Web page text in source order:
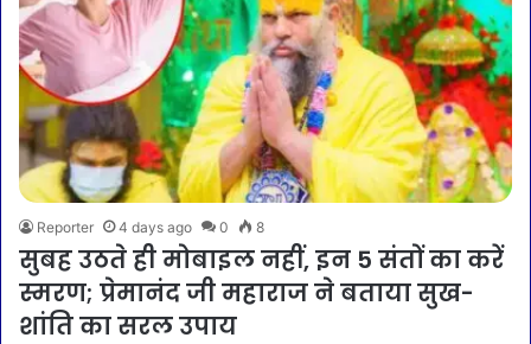
Reporter 4 days ago 0 8
सुबह उठते ही मोबाइल नहीं, इन 5 संतों का करें
स्मरण; प्रेमानंद जी महाराज ने बताया सुख-
शांति का सरल उपाय